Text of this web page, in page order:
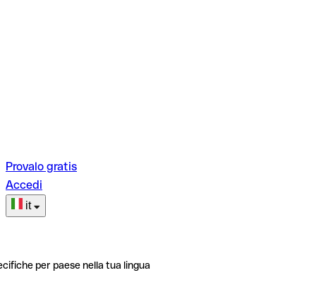
Provalo gratis
Accedi
it
per paese nella tua lingua